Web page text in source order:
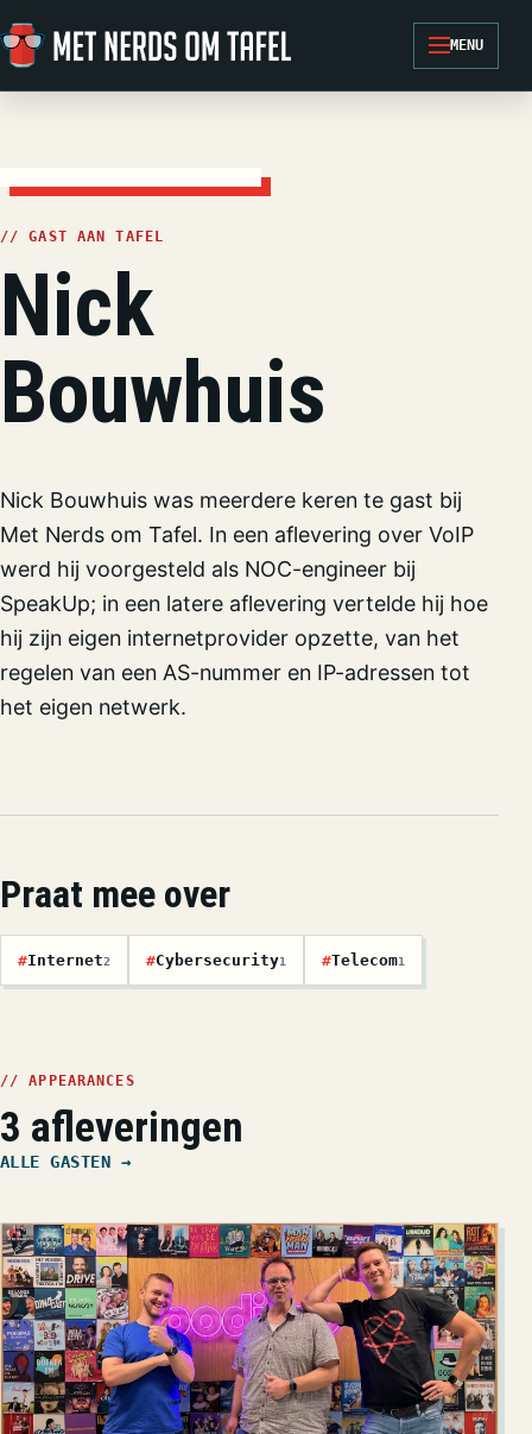
Ga naar de inhoud
MENU
// GAST AAN TAFEL
Nick
Bouwhuis
Nick Bouwhuis was meerdere keren te gast bij
Met Nerds om Tafel. In een aflevering over VoIP
werd hij voorgesteld als NOC-engineer bij
SpeakUp; in een latere aflevering vertelde hij hoe
hij zijn eigen internetprovider opzette, van het
regelen van een AS-nummer en IP-adressen tot
het eigen netwerk.
Praat mee over
#Internet2 #Cybersecurity1 #Telecom1
// APPEARANCES
3 afleveringen
ALLE GASTEN →